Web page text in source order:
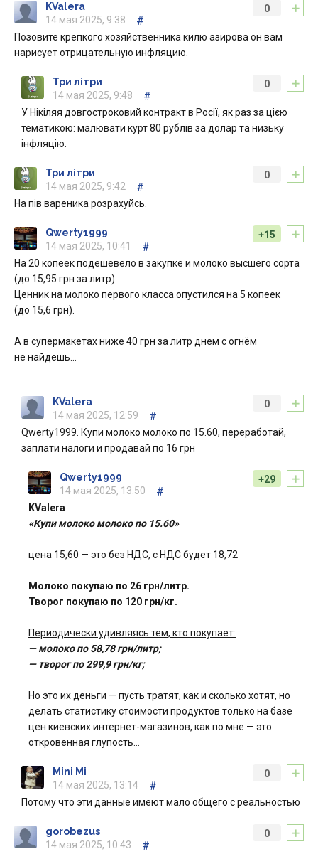
+
0
KValera
14 мая 2025, 9:38
#
Позовите крепкого хозяйственника килю азирова он вам
нарисует отрицательную инфляцию.
+
0
Три літри
14 мая 2025, 9:48
#
У Нікіляя довгостроковий контракт в Росії, як раз за цією
тематикою: малювати курт 80 рублів за долар та низьку
інфляцію.
+
0
Три літри
14 мая 2025, 9:42
#
На пів вареника розрахуйсь.
+
+15
Qwerty1999
14 мая 2025, 10:41
#
На 20 копеек подешевело в закупке и молоко высшего сорта
(до 15,95 грн за литр).
Ценник на молоко первого класса опустился на 5 копеек
(до 15,6 грн).
А в супермакетах ниже 40 грн за литр днем с огнём
не найдешь…
+
0
KValera
14 мая 2025, 12:59
#
Qwerty1999. Купи молоко молоко по 15.60, переработай,
заплати налоги и продавай по 16 грн
+
+29
Qwerty1999
14 мая 2025, 13:50
#
KValera
«Купи молоко молоко по 15.60»
цена 15,60 — это без НДС, с НДС будет 18,72
Молоко покупаю по 26 грн/литр.
Творог покупаю по 120 грн/кг.
Периодически удивляясь тем, кто покупает:
— молоко по 58,78 грн/литр;
— творог по 299,9 грн/кг;
Но это их деньги — пусть тратят, как и сколько хотят, но
делать статистику стоимости продуктов только на базе
цен киевских интернет-магазинов, как по мне — это
откровенная глупость…
+
0
Mini Mi
14 мая 2025, 13:14
#
Потому что эти данные имеют мало общего с реальностью
+
0
gorobezus
14 мая 2025, 10:43
#